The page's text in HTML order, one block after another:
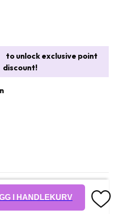
to unlock exclusive point
discount!
I HANDLEKURV